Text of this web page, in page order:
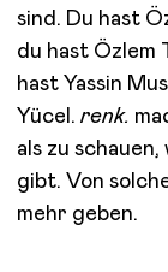
sind. Du hast
du hast Özlem
hast Yassin
Yücel. renk.
als zu
gibt. Von
mehr geben.